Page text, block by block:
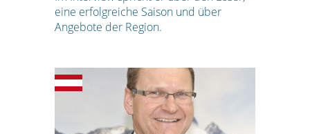
eine erfolgreiche Saison und über
Angebote der Region.